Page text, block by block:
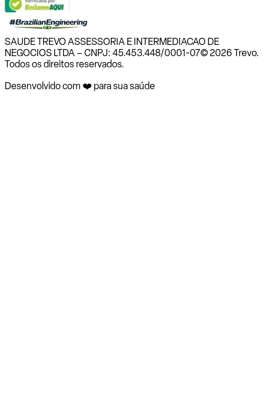
SAUDE TREVO ASSESSORIA E INTERMEDIACAO DE
NEGOCIOS LTDA – CNPJ: 45.453.448/0001-07© 2026 Trevo.
Todos os direitos reservados.
Desenvolvido com ❤️ para sua saúde